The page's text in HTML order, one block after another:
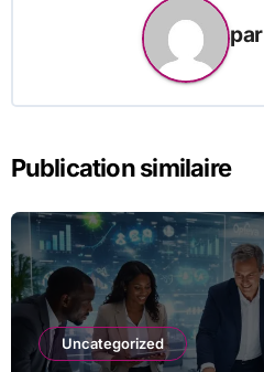
par
Publication similaire
Uncategorized